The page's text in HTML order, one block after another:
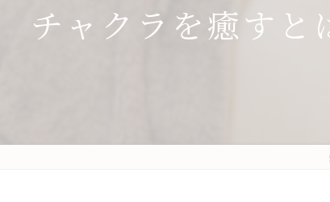
チャクラを癒すと